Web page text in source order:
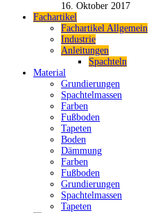
16. Oktober 2017
Fachartikel
Fachartikel Allgemein
Industrie
Anleitungen
Spachteln
Material
Grundierungen
Spachtelmassen
Farben
Fußboden
Tapeten
Boden
Dämmung
Farben
Fußboden
Grundierungen
Spachtelmassen
Tapeten